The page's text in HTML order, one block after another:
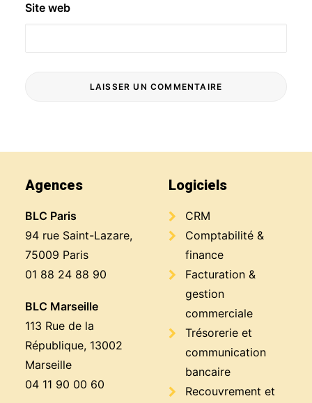
Site web
Agences
BLC Paris
94 rue Saint-Lazare,
75009 Paris
01 88 24 88 90
BLC Marseille
113 Rue de la
République, 13002
Marseille
04 11 90 00 60
Logiciels
CRM
Comptabilité &
finance
Facturation &
gestion
commerciale
Trésorerie et
communication
bancaire
Recouvrement et